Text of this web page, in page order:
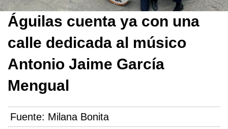
Águilas cuenta ya con una
calle dedicada al músico
Antonio Jaime García
Mengual
Fuente: Milana Bonita